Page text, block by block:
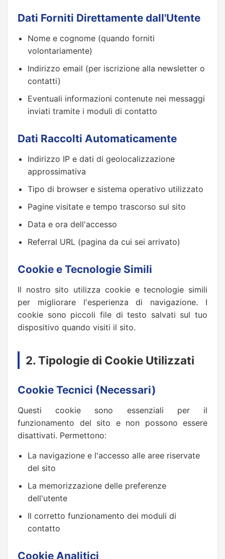
Dati Forniti Direttamente dall'Utente
Nome e cognome (quando forniti
volontariamente)
Indirizzo email (per iscrizione alla newsletter o
contatti)
Eventuali informazioni contenute nei messaggi
inviati tramite i moduli di contatto
Dati Raccolti Automaticamente
Indirizzo IP e dati di geolocalizzazione
approssimativa
Tipo di browser e sistema operativo utilizzato
Pagine visitate e tempo trascorso sul sito
Data e ora dell'accesso
Referral URL (pagina da cui sei arrivato)
Cookie e Tecnologie Simili
Il nostro sito utilizza cookie e tecnologie simili
per migliorare l'esperienza di navigazione. I
cookie sono piccoli file di testo salvati sul tuo
dispositivo quando visiti il sito.
2. Tipologie di Cookie Utilizzati
Cookie Tecnici (Necessari)
Questi cookie sono essenziali per il
funzionamento del sito e non possono essere
disattivati. Permettono:
La navigazione e l'accesso alle aree riservate
del sito
La memorizzazione delle preferenze
dell'utente
Il corretto funzionamento dei moduli di
contatto
Cookie Analitici